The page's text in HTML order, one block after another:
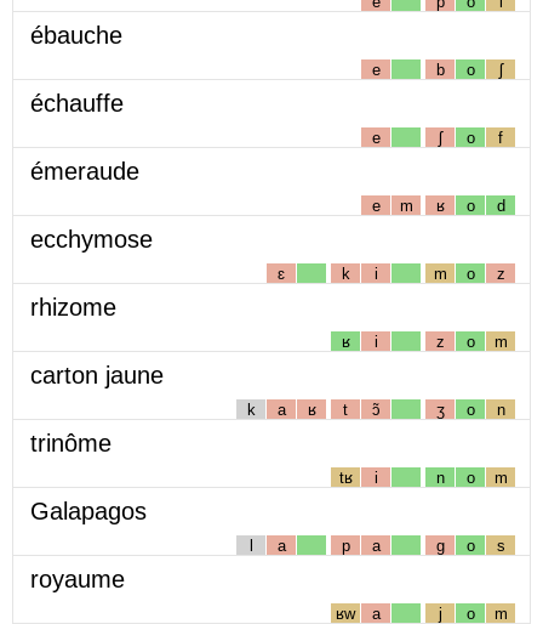
ébauche
e b o ʃ
échauffe
e ʃ o f
émeraude
e m ʁ o d
ecchymose
ɛ k i m o z
rhizome
ʁ i z o m
carton jaune
k a ʁ t ɔ̃ ʒ o n
trinôme
tʁ i n o m
Galapagos
l a p a g o s
royaume
ʁw a j o m